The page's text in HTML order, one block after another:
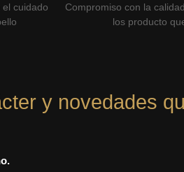
cuidado
Compromiso con la
los producto
y novedades